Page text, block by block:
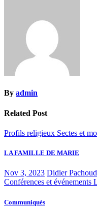
By admin
Related Post
Profils religieux Sectes et
LA FAMILLE DE MARIE
Nov 3, 2023 Didier Pachoud
Conférences et événements
Communiqués